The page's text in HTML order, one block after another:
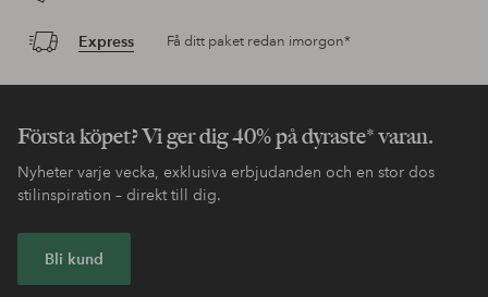
Express Få ditt paket redan imorgon*
Första köpet? Vi ger dig 40% på dyraste* varan.
Nyheter varje vecka, exklusiva erbjudanden och en stor dos
stilinspiration – direkt till dig.
Bli kund